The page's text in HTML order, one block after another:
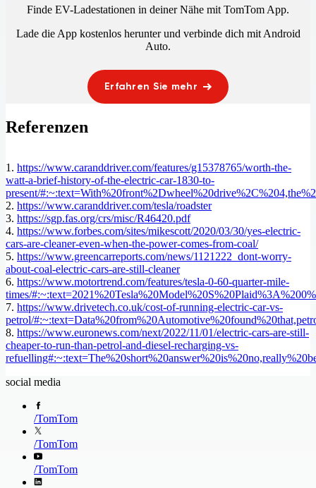
Finde EV-Ladestationen in deiner Nähe mit TomTom App.
Lade die App kostenlos herunter und verbinde dich mit Android
Auto.
Erfahren Sie mehr
Referenzen
1. https://www.caranddriver.com/features/g15378765/worth-the-
watt-a-brief-history-of-the-electric-car-1830-to-
present/
2. https://www.caranddriver.com/tesla/roadster
3. https://sgp.fas.org/crs/misc/R46420.pdf
4. https://www.forbes.com/sites/mikescott/2020/03/30/yes-electric-
cars-are-cleaner-even-when-the-power-comes-from-coal/
5. https://www.greencarreports.com/news/1121222_dont-worry-
about-coal-electric-cars-are-still-cleaner
6. https://www.motortrend.com/features/tesla-0-60-quarter-mile-
times/
7. https://www.drivetech.co.uk/cost-of-running-electric-car-vs-
petrol/
8. https://www.euronews.com/next/2022/11/01/electric-cars-are-still-
cheaper-to-run-than-petrol-and-diesel-recharging-vs-
social media
/TomTom
/TomTom
/TomTom